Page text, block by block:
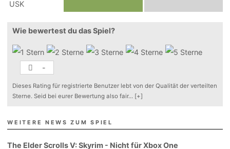
Wie bewertest du das Spiel?
-
Dieses Rating für registrierte Benutzer lebt von der Qualität der verteilten
Sterne. Seid bei eurer Bewertung also fair... [+]
WEITERE NEWS ZUM SPIEL
The Elder Scrolls V: Skyrim - Nicht für Xbox One